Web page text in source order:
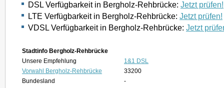
DSL Verfügbarkeit in Bergholz-Rehbrücke: Jetzt prüfen!
LTE Verfügbarkeit in Bergholz-Rehbrücke: Jetzt prüfen!
VDSL Verfügbarkeit in Bergholz-Rehbrücke: Jetzt
Stadtinfo Bergholz-Rehbrücke
Unsere Empfehlung
1&1 DSL
Vorwahl Bergholz-Rehbrücke
33200
Bundesland
-